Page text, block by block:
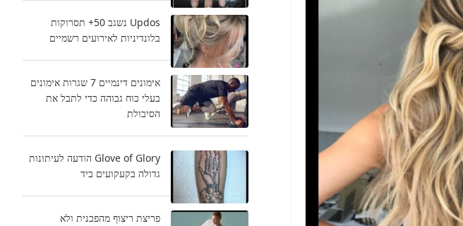
Updos נשגב 50+ תסרוקות
בלונדיניות לאירועים רשמיים
אימונים דינמיים 7 שגרות אימונים
בעלי כוח גבוהה כדי לתבל את
הסיבולת
Glove of Glory הודעה לעיתונות
גדולה בקעקועים ביד
פריצת ריצוף מהפכנית ולא